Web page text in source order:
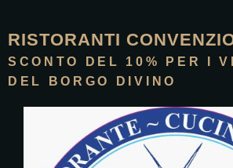
RISTORANTI
SCONTO DEL 10% PER I
DEL BORGO DIVINO